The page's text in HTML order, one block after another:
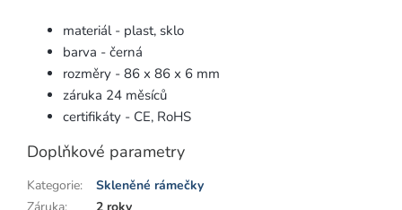
materiál - plast, sklo
barva - černá
rozměry - 86 x 86 x 6 mm
záruka 24 měsíců
certifikáty - CE, RoHS
Doplňkové parametry
Kategorie:
Skleněné rámečky